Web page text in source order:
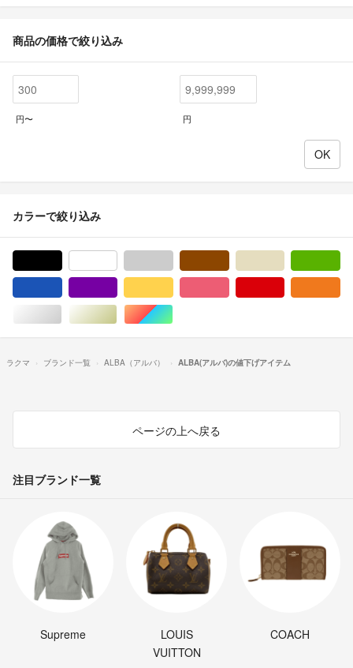
商品の価格で絞り込み
円〜 円
カラーで絞り込み
シルバー/銀色系ゴールド/金色系マルチカラー
ラクマ ブランド一覧 ALBA（アルバ） ALBA(アルバ)の値下げアイテム
ページの上へ戻る
注目ブランド一覧
Supreme
LOUIS
VUITTON
COACH